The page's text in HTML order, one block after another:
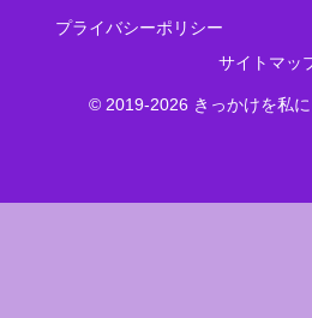
プライバシーポリシー
サイトマッ
© 2019-2026 きっかけを私に